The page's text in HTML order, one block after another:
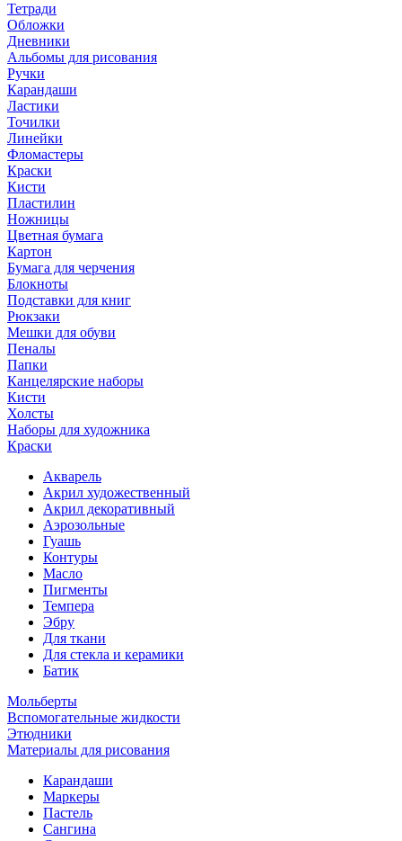
Тетради
Обложки
Дневники
Альбомы для рисования
Ручки
Карандаши
Ластики
Точилки
Линейки
Фломастеры
Краски
Кисти
Пластилин
Ножницы
Цветная бумага
Картон
Бумага для черчения
Блокноты
Подставки для книг
Рюкзаки
Мешки для обуви
Пеналы
Папки
Канцелярские наборы
Кисти
Холсты
Наборы для художника
Краски
Акварель
Акрил художественный
Акрил декоративный
Аэрозольные
Гуашь
Контуры
Масло
Пигменты
Темпера
Эбру
Для ткани
Для стекла и керамики
Батик
Мольберты
Вспомогательные жидкости
Этюдники
Материалы для рисования
Карандаши
Маркеры
Пастель
Сангина